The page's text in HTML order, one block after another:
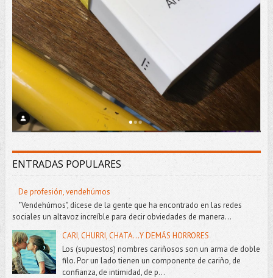
ENTRADAS POPULARES
De profesión, vendehúmos
"Vendehúmos", dícese de la gente que ha encontrado en las redes
sociales un altavoz increíble para decir obviedades de manera...
CARI, CHURRI, CHATA...Y DEMÁS HORRORES
Los (supuestos) nombres cariñosos son un arma de doble
filo. Por un lado tienen un componente de cariño, de
confianza, de intimidad, de p...